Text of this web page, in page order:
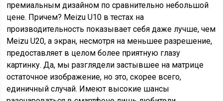
премиальным дизайном по сравнительно небольшой
цене. Причем? Meizu U10 в тестах на
производительность показывает себя даже лучше, чем
Meizu U20, а экран, несмотря на меньшее разрешение,
предоставляет в целом более приятную глазу
картинку. Да, мы разглядели застывшее на матрице
остаточное изображение, но это, скорее всего,
единичный случай. Имеют высокие шансы